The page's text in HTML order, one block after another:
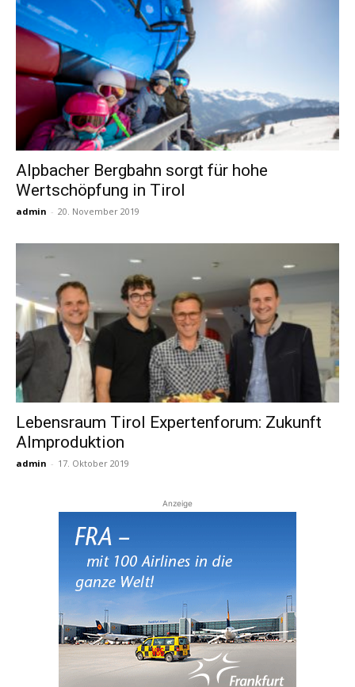
Alpbacher Bergbahn sorgt für hohe
Wertschöpfung in Tirol
admin - 20. November 2019
Lebensraum Tirol Expertenforum: Zukunft
Almproduktion
admin - 17. Oktober 2019
Anzeige